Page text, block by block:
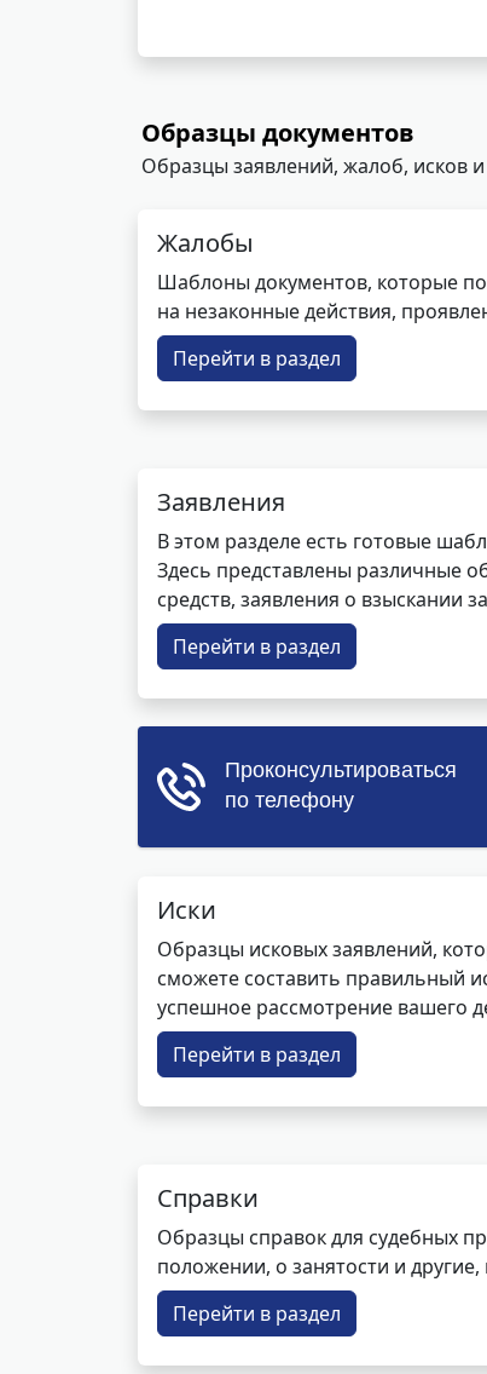
Образцы документов
Образцы заявлений, жалоб, исков и
Жалобы
Шаблоны документов, которые
на незаконные действия,
Перейти в раздел
Заявления
В этом разделе есть готовые
Здесь представлены различные
средств, заявления о взыскании
Перейти в раздел
Иски
Образцы исковых заявлений,
сможете составить правильный
успешное рассмотрение вашего
Перейти в раздел
Справки
Образцы справок для судебных
положении, о занятости и
Перейти в раздел